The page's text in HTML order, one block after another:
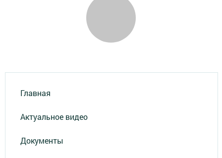
Главная
Актуальное видео
Документы